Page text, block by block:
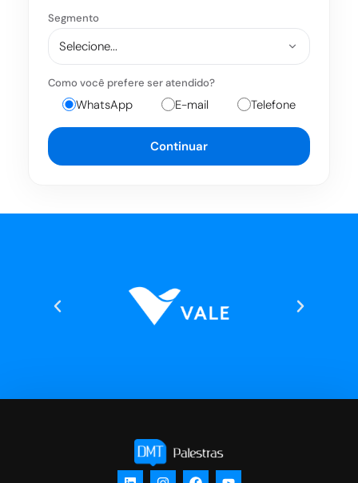
Segmento
Como você prefere ser atendido?
WhatsApp E-mail Telefone
Continuar